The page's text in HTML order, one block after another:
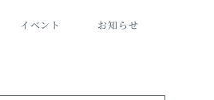
イベント お知らせ